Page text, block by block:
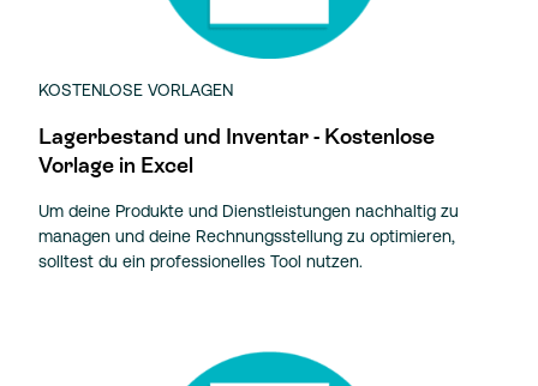
KOSTENLOSE VORLAGEN
Lagerbestand und Inventar - Kostenlose
Vorlage in Excel
Um deine Produkte und Dienstleistungen nachhaltig zu
managen und deine Rechnungsstellung zu optimieren,
solltest du ein professionelles Tool nutzen.